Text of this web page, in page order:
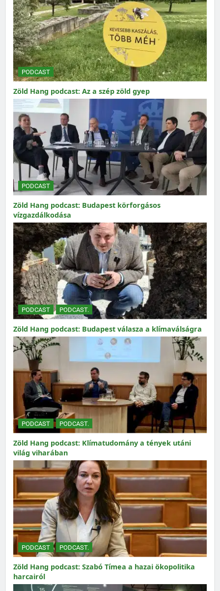
PODCAST
Zöld Hang podcast: Az a szép zöld gyep
PODCAST
Zöld Hang podcast: Budapest körforgásos
vízgazdálkodása
PODCAST PODCAST.
Zöld Hang podcast: Budapest válasza a klímaválságra
PODCAST PODCAST.
Zöld Hang podcast: Klímatudomány a tények utáni
világ viharában
PODCAST PODCAST.
Zöld Hang podcast: Szabó Tímea a hazai ökopolitika
harcairól